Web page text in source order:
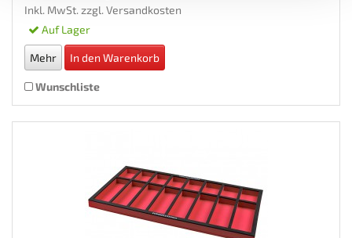
Inkl. MwSt. zzgl. Versandkosten
Auf Lager
Mehr In den Warenkorb
Wunschliste